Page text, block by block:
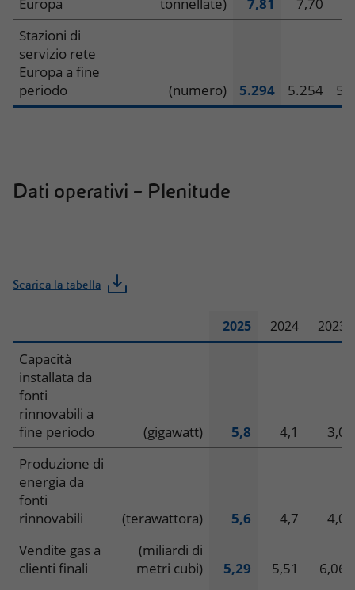
Stazioni di
servizio rete
Europa a fine
periodo
(numero) 5.294 5.254
Dati operativi – Plenitude
Scarica la tabella
Dati
operativi
–
Plenitude
2025 2024 2023
Capacità
installata da
fonti
rinnovabili a
fine periodo
(gigawatt) 5,8 4,1
3,0
Produzione di
energia da
fonti
rinnovabili
(terawattora) 5,6 4,7
4,0
Vendite gas a
clienti finali
(miliardi di
metri cubi)
5,29 5,51
6,06